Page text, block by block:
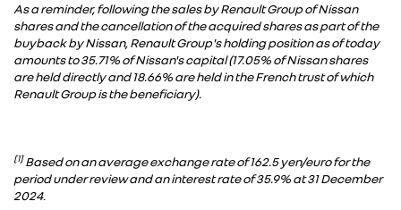
As a reminder, following the sales by Renault Group of Nissan
shares and the cancellation of the acquired shares as part of the
buyback by Nissan, Renault Group's holding position as of today
amounts to 35.71% of Nissan's capital (17.05% of Nissan shares
are held directly and 18.66% are held in the French trust of which
Renault Group is the beneficiary).
[1]Based on an average exchange rate of 162.5 yen/euro for the
period under review and an interest rate of 35.9% at 31 December
2024.